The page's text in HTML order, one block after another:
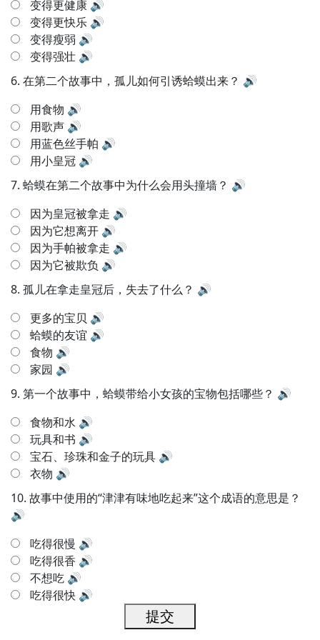
变得更健康 🔊
变得更快乐 🔊
变得瘦弱 🔊
变得强壮 🔊
6. 在第二个故事中，孤儿如何引诱蛤蟆出来？ 🔊
用食物 🔊
用歌声 🔊
用蓝色丝手帕 🔊
用小皇冠 🔊
7. 蛤蟆在第二个故事中为什么会用头撞墙？ 🔊
因为皇冠被拿走 🔊
因为它想离开 🔊
因为手帕被拿走 🔊
因为它被欺负 🔊
8. 孤儿在拿走皇冠后，失去了什么？ 🔊
更多的宝贝 🔊
蛤蟆的友谊 🔊
食物 🔊
家园 🔊
9. 第一个故事中，蛤蟆带给小女孩的宝物包括哪些？ 🔊
食物和水 🔊
玩具和书 🔊
宝石、珍珠和金子的玩具 🔊
衣物 🔊
10. 故事中使用的“津津有味地吃起来”这个成语的意思是？
🔊
吃得很慢 🔊
吃得很香 🔊
不想吃 🔊
吃得很快 🔊
提交